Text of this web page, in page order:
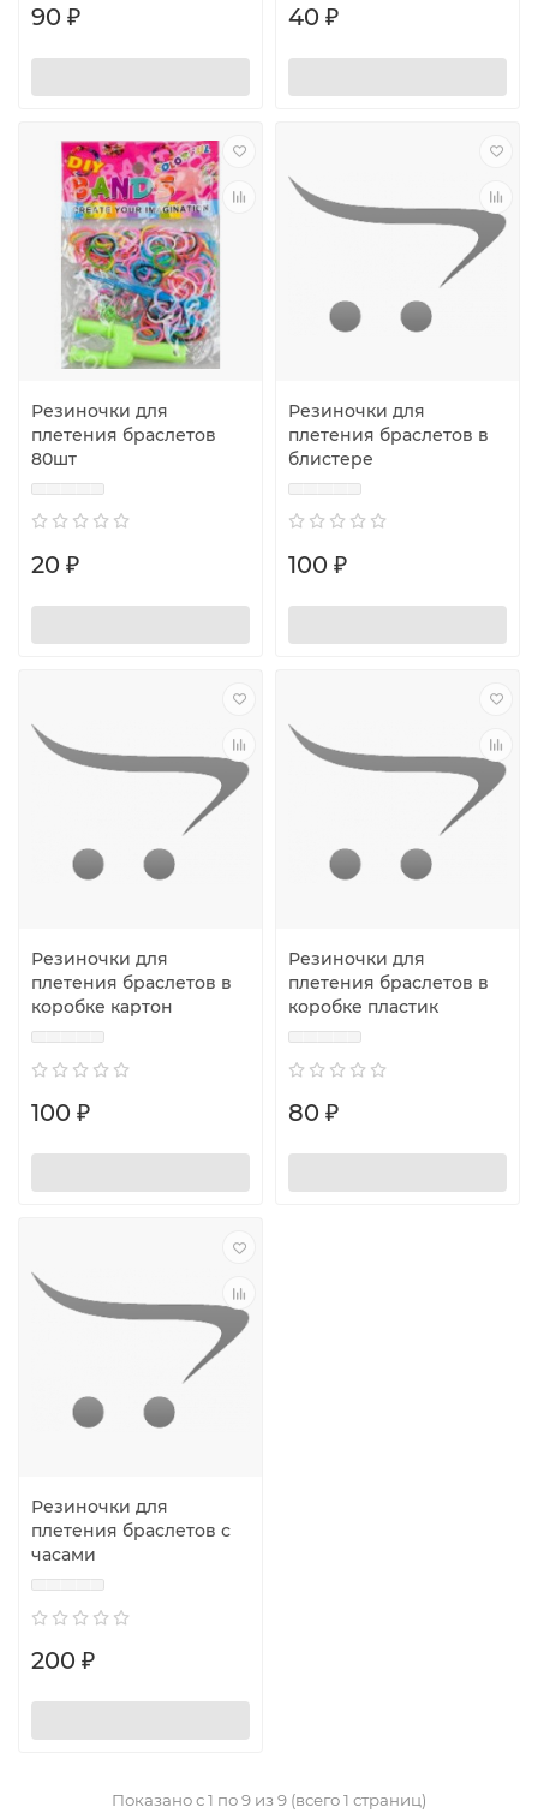
90 ₽ 40 ₽
Резиночки для
плетения браслетов
80шт
20 ₽
Резиночки для
плетения браслетов в
блистере
100 ₽
Резиночки для
плетения браслетов в
коробке картон
100 ₽
Резиночки для
плетения браслетов в
коробке пластик
80 ₽
Резиночки для
плетения браслетов с
часами
200 ₽
Показано с 1 по 9 из 9 (всего 1 страниц)